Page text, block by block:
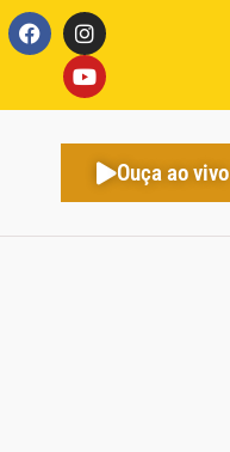
Ouça ao vivo